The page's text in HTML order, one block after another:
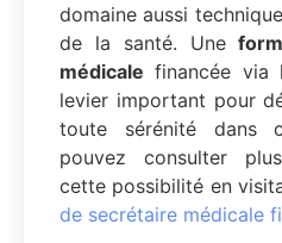
domaine aussi
de la santé. Une
médicale financée via
levier important pour
toute sérénité dans
pouvez consulter
cette possibilité en
de secrétaire médicale